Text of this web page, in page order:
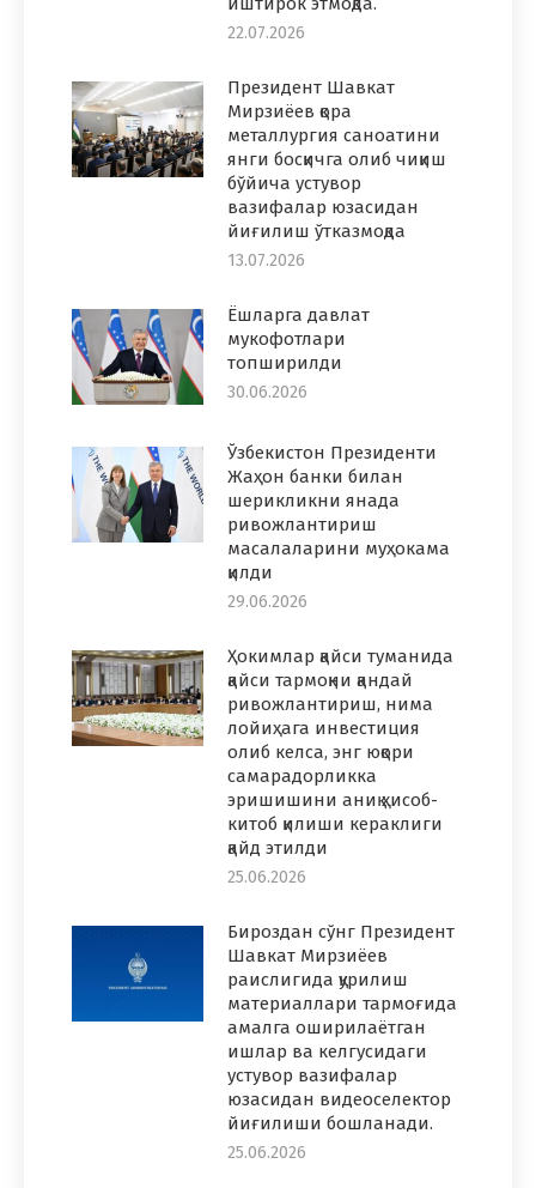
22.07.2026
Президент Шавкат
Мирзиёев қора
металлургия саноатини
янги босқичга олиб чиқиш
бўйича устувор
вазифалар юзасидан
йиғилиш ўтказмоқда
13.07.2026
Ёшларга давлат
мукофотлари
топширилди
30.06.2026
Ўзбекистон Президенти
Жаҳон банки билан
шерикликни янада
ривожлантириш
масалаларини муҳокама
қилди
29.06.2026
Ҳокимлар қайси туманида
қайси тармоқни қандай
ривожлантириш, нима
лойиҳага инвестиция
олиб келса, энг юқори
самарадорликка
эришишини аниқ ҳисоб-
китоб қилиши кераклиги
қайд этилди
25.06.2026
Бироздан сўнг Президент
Шавкат Мирзиёев
раислигида қурилиш
материаллари тармоғида
амалга оширилаётган
ишлар ва келгусидаги
устувор вазифалар
юзасидан видеоселектор
йиғилиши бошланади.
25.06.2026